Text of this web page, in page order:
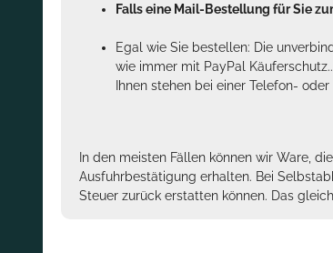
Falls eine Mail-Bestellung für Sie
Egal wie Sie bestellen: Die
wie immer mit PayPal
Ihnen stehen bei einer Telefon-
In den meisten Fällen können wir Ware,
Ausfuhrbestätigung erhalten. Bei
Steuer zurück erstatten können. Das